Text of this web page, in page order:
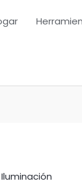
Iluminación